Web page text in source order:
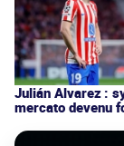
Julián Alvarez :
mercato devenu